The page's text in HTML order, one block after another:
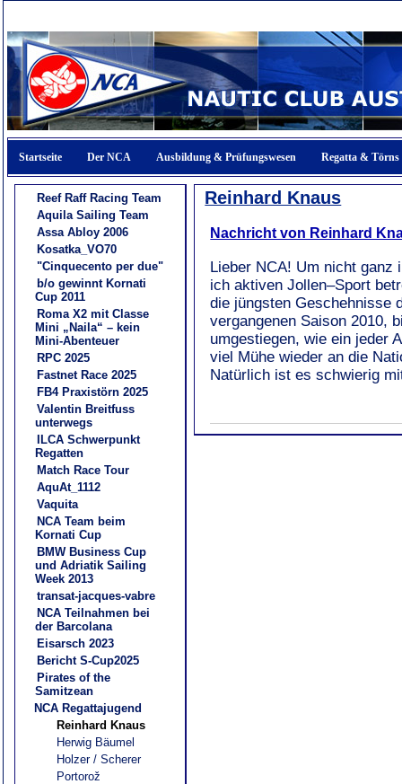
Startseite Der NCA Ausbildung & Prüfungswesen Regatta & Törns
Reef Raff Racing Team
Aquila Sailing Team
Assa Abloy 2006
Kosatka_VO70
"Cinquecento per due"
b/o gewinnt Kornati
Cup 2011
Roma X2 mit Classe
Mini „Naila“ – kein
Mini-Abenteuer
RPC 2025
Fastnet Race 2025
FB4 Praxistörn 2025
Valentin Breitfuss
unterwegs
ILCA Schwerpunkt
Regatten
Match Race Tour
AquAt_1112
Vaquita
NCA Team beim
Kornati Cup
BMW Business Cup
und Adriatik Sailing
Week 2013
transat-jacques-vabre
NCA Teilnahmen bei
der Barcolana
Eisarsch 2023
Bericht S-Cup2025
Pirates of the
Samitzean
NCA Regattajugend
Reinhard Knaus
Herwig Bäumel
Holzer / Scherer
Portorož
Reinhard Knaus
Nachricht von Reinhard
Lieber NCA! Um nicht ganz
ich aktiven Jollen–Sport
die jüngsten Geschehnisse
vergangenen Saison 2010,
umgestiegen, wie ein jeder
viel Mühe wieder an die
Natürlich ist es schwierig